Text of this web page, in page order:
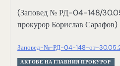
(Заповед № РД-04-148/
прокурор Борислав Сарафов)
Заповед-№-РД-04-148-от-
АКТОВЕ НА ГЛАВНИЯ ПРОКУРОР